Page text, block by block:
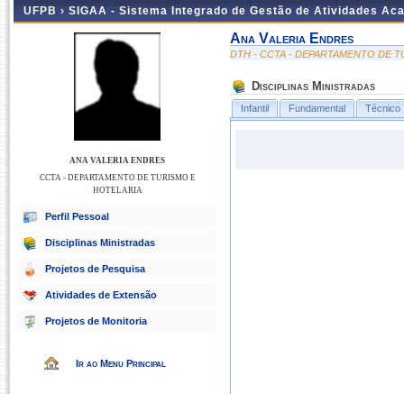
UFPB › SIGAA - Sistema Integrado de Gestão de Atividades
ANA VALERIA ENDRES
CCTA - DEPARTAMENTO DE TURISMO E
HOTELARIA
Perfil Pessoal
Disciplinas Ministradas
Projetos de Pesquisa
Atividades de Extensão
Projetos de Monitoria
Ir ao Menu Principal
Ana Valeria Endres
DTH - CCTA - DEPARTAMENTO DE
Disciplinas Ministradas
Infantil Fundamental Técnico